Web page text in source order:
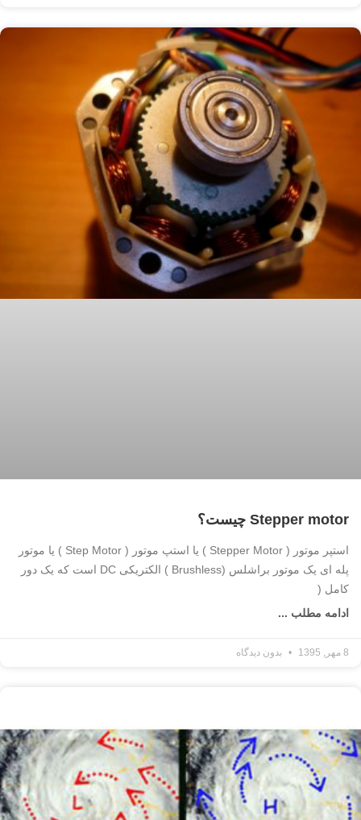
Stepper motor چیست؟
استپر موتور ( Stepper Motor ) یا استپ موتور ( Step Motor ) یا موتور
پله ای یک موتور براشلس (Brushless ) الکتریکی DC است که یک دور
کامل (
ادامه مطلب ...
8 مهر, 1395 بدون دیدگاه